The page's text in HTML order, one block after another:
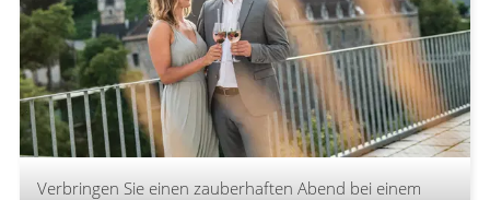
Verbringen Sie einen zauberhaften Abend bei einem